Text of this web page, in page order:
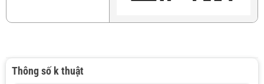
Thông số k thuật